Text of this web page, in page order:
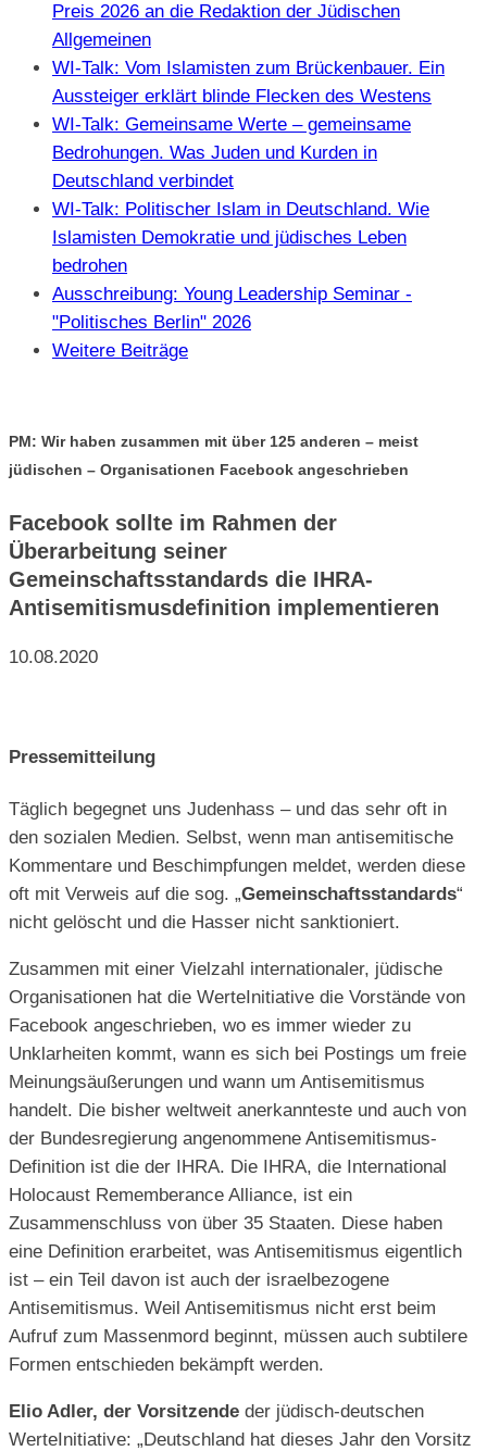
Preis 2026 an die Redaktion der Jüdischen
Allgemeinen
WI-Talk: Vom Islamisten zum Brückenbauer. Ein
Aussteiger erklärt blinde Flecken des Westens
WI-Talk: Gemeinsame Werte – gemeinsame
Bedrohungen. Was Juden und Kurden in
Deutschland verbindet
WI-Talk: Politischer Islam in Deutschland. Wie
Islamisten Demokratie und jüdisches Leben
bedrohen
Ausschreibung: Young Leadership Seminar -
"Politisches Berlin" 2026
Weitere Beiträge
PM: Wir haben zusammen mit über 125 anderen – meist
jüdischen – Organisationen Facebook angeschrieben
Facebook sollte im Rahmen der
Überarbeitung seiner
Gemeinschaftsstandards die IHRA-
Antisemitismusdefinition implementieren
10.08.2020
Pressemitteilung
Täglich begegnet uns Judenhass – und das sehr oft in
den sozialen Medien. Selbst, wenn man antisemitische
Kommentare und Beschimpfungen meldet, werden diese
oft mit Verweis auf die sog. „Gemeinschaftsstandards“
nicht gelöscht und die Hasser nicht sanktioniert.
Zusammen mit einer Vielzahl internationaler, jüdische
Organisationen hat die WerteInitiative die Vorstände von
Facebook angeschrieben, wo es immer wieder zu
Unklarheiten kommt, wann es sich bei Postings um freie
Meinungsäußerungen und wann um Antisemitismus
handelt. Die bisher weltweit anerkannteste und auch von
der Bundesregierung angenommene Antisemitismus-
Definition ist die der IHRA. Die IHRA, die International
Holocaust Rememberance Alliance, ist ein
Zusammenschluss von über 35 Staaten. Diese haben
eine Definition erarbeitet, was Antisemitismus eigentlich
ist – ein Teil davon ist auch der israelbezogene
Antisemitismus. Weil Antisemitismus nicht erst beim
Aufruf zum Massenmord beginnt, müssen auch subtilere
Formen entschieden bekämpft werden.
Elio Adler, der Vorsitzende der jüdisch-deutschen
WerteInitiative: „Deutschland hat dieses Jahr den Vorsitz